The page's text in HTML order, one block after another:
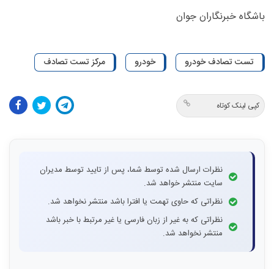
باشگاه خبرنگاران جوان
تست تصادف خودرو خودرو مرکز تست تصادف
کپی لینک کوتاه
نظرات ارسال شده توسط شما، پس از تایید توسط مدیران
سایت منتشر خواهد شد.
نظراتی که حاوی تهمت یا افترا باشد منتشر نخواهد شد.
نظراتی که به غیر از زبان فارسی یا غیر مرتبط با خبر باشد
منتشر نخواهد شد.